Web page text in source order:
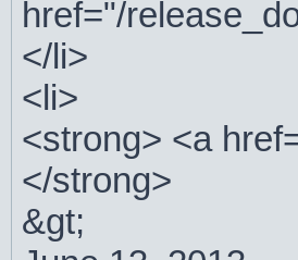
href="/
</li>
<li>
<strong> <a
</strong>
&gt;